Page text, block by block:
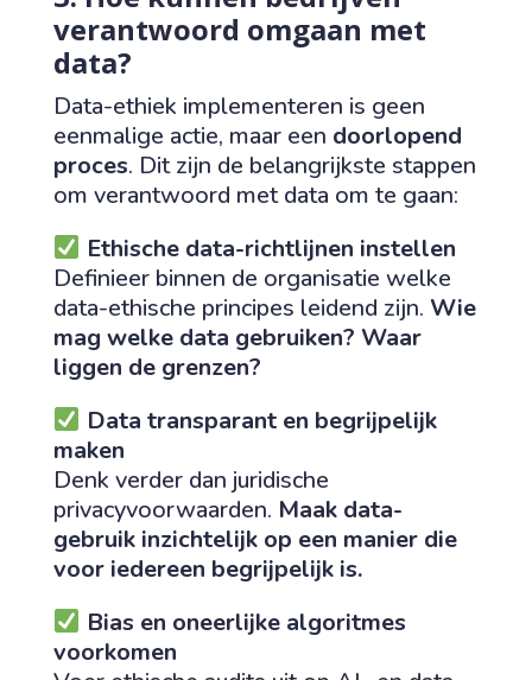
verantwoord omgaan met
data?
Data-ethiek implementeren is geen
eenmalige actie, maar een doorlopend
proces. Dit zijn de belangrijkste stappen
om verantwoord met data om te gaan:
Ethische data-richtlijnen instellen
Definieer binnen de organisatie welke
data-ethische principes leidend zijn. Wie
mag welke data gebruiken? Waar
liggen de grenzen?
Data transparant en begrijpelijk
maken
Denk verder dan juridische
privacyvoorwaarden. Maak data-
gebruik inzichtelijk op een manier die
voor iedereen begrijpelijk is.
Bias en oneerlijke algoritmes
voorkomen